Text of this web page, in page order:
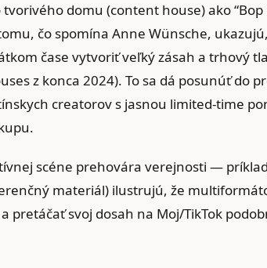
domu (content house) ako “Bop
čo spomína Anne Wünsche,
čase vytvoriť veľký zásah a trhový
z konca 2024). To sa dá posunúť do
creatorov s jasnou limited‑time
scéne prehovára verejnosti —
materiál) ilustrujú, že
pretáčať svoj dosah na Moj/TikTok